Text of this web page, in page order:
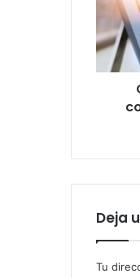
el
comercio
por
Deja
Tu